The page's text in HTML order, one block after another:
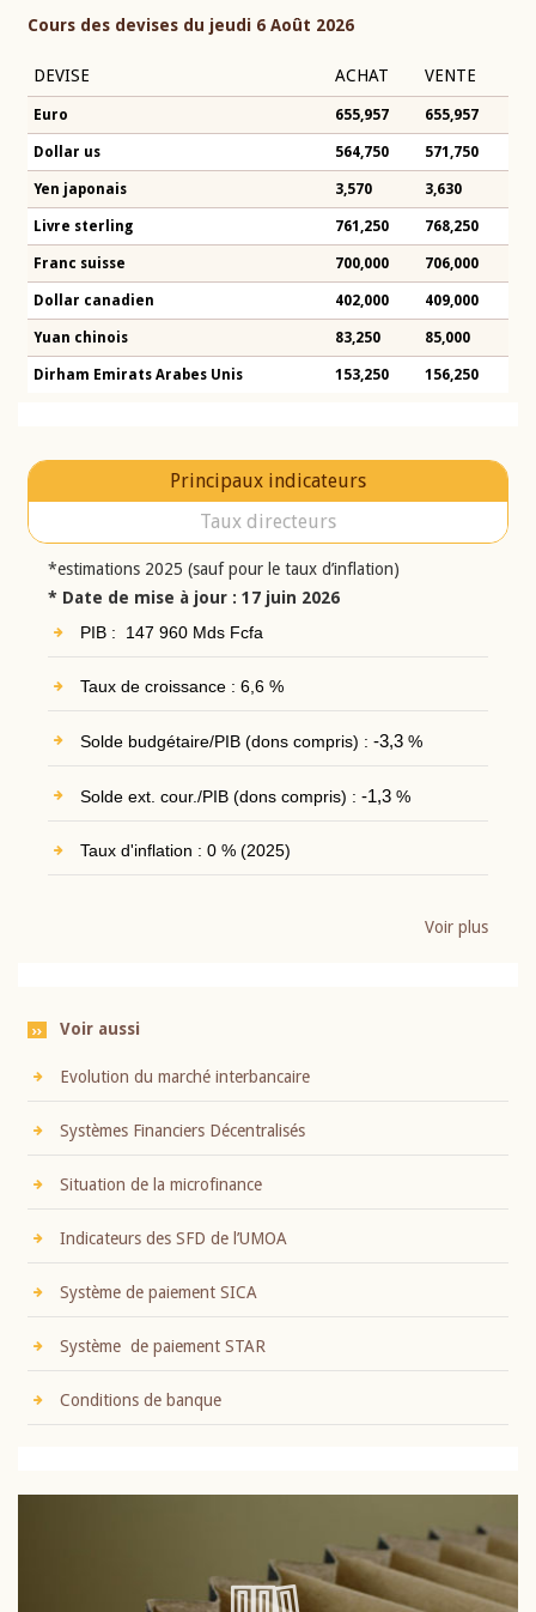
Cours des devises du jeudi 6 Août 2026
DEVISE ACHAT VENTE
Euro 655,957 655,957
Dollar us 564,750 571,750
Yen japonais 3,570 3,630
Livre sterling 761,250 768,250
Franc suisse 700,000 706,000
Dollar canadien 402,000 409,000
Yuan chinois 83,250 85,000
Dirham Emirats Arabes Unis 153,250 156,250
Principaux indicateurs
Taux directeurs
*estimations 2025 (sauf pour le taux d’inflation)
* Date de mise à jour : 17 juin 2026
PIB : 147 960 Mds Fcfa
Taux de croissance : 6,6 %
Solde budgétaire/PIB (dons compris) : -3,3%
Solde ext. cour./PIB (dons compris) : -1,3%
Taux d'inflation : 0 % (2025)
Voir plus
Voir aussi
Evolution du marché interbancaire
Systèmes Financiers Décentralisés
Situation de la microfinance
Indicateurs des SFD de l’UMOA
Système de paiement SICA
Système de paiement STAR
Conditions de banque